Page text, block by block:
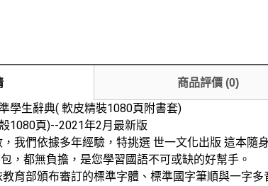
商品評價(0)
學生辭典( 軟皮精裝1080頁附書套)
1080頁)--2021年2月最新版
我們依據多年經驗，特挑選 世一文化出版 這本
，都無負擔，是您學習國語不可或缺的好幫手。
育部頒布審訂的標準字體、標準國字筆順與一字